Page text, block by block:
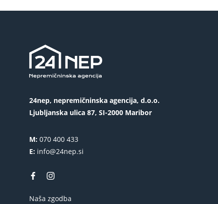
24nep, nepremičninska agencija, d.o.o.
Ljubljanska ulica 87, SI-2000 Maribor
M: 070 400 433
E: info@24nep.si
Naša zgodba